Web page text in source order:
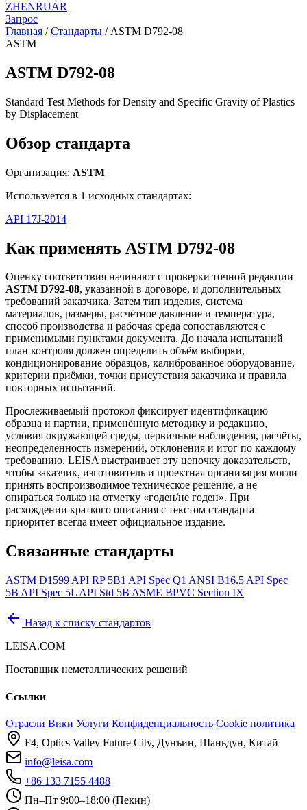
ZHENRUAR
Запрос
Главная / Стандарты / ASTM D792-08
ASTM
ASTM D792-08
Standard Test Methods for Density and Specific Gravity of Plastics
by Displacement
Обзор стандарта
Организация: ASTM
Используется в 1 исходных стандартах:
API 17J-2014
Как применять ASTM D792-08
Оценку соответствия начинают с проверки точной редакции
ASTM D792-08, указанной в договоре, и дополнительных
требований заказчика. Затем тип изделия, система
материалов, размеры, расчётное давление и температура,
способ производства и рабочая среда сопоставляются с
применимыми пунктами документа. До начала испытаний
план контроля должен определить объём выборки,
кондиционирование образцов, калиброванное оборудование,
критерии приёмки, точки присутствия заказчика и правила
повторных испытаний.
Прослеживаемый протокол фиксирует идентификацию
образца и партии, применённую методику и редакцию,
условия окружающей среды, первичные наблюдения, расчёты,
неопределённость измерений, отклонения и итог по каждому
требованию. LEISA выстраивает эту цепочку доказательств,
чтобы заказчик, изготовитель и проектная организация могли
принять воспроизводимое техническое решение, а не
опираться только на отметку «годен/не годен». При
расхождении краткого описания с текстом стандарта
приоритет всегда имеет официальное издание.
Связанные стандарты
ASTM D1599 API RP 5B1 API Spec Q1 ANSI B16.5 API Spec
5B API Spec 5L API Std 5B ASME BPVC Section IX
Назад к списку стандартов
LEISA.COM
Поставщик неметаллических решений
Ссылки
Отрасли Вики Услуги Конфиденциальность Cookie политика
F4, Optics Valley Future City, Дунъин, Шаньдун, Китай
info@leisa.com
+86 133 7155 4488
Пн–Пт 9:00–18:00 (Пекин)